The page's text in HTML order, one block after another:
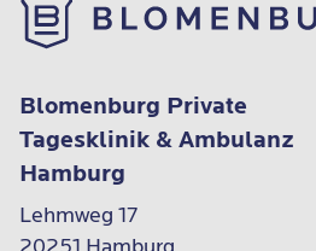
Blomenburg Private
Tagesklinik & Ambulanz
Hamburg
Lehmweg 17